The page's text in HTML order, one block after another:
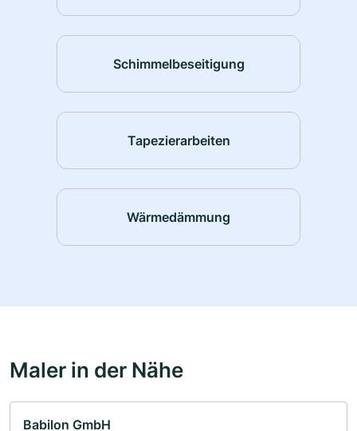
Schimmelbeseitigung
Tapezierarbeiten
Wärmedämmung
Maler in der Nähe
Babilon GmbH